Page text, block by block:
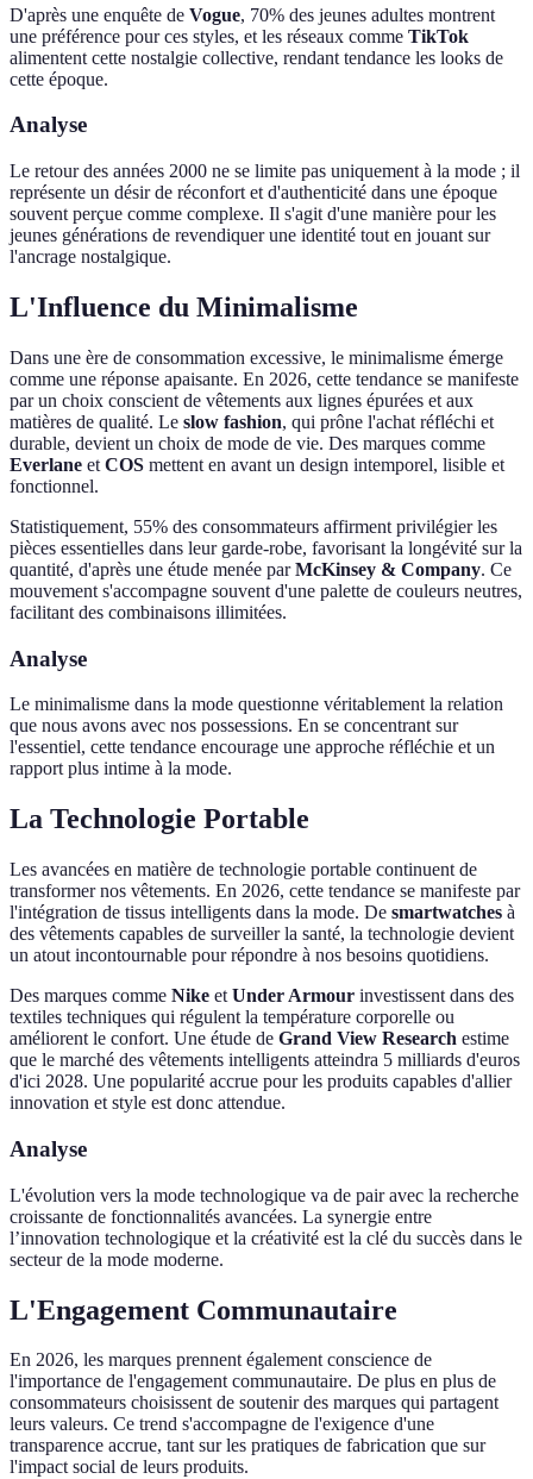
D'après une enquête de Vogue, 70% des jeunes adultes montrent
une préférence pour ces styles, et les réseaux comme TikTok
alimentent cette nostalgie collective, rendant tendance les looks de
cette époque.
Analyse
Le retour des années 2000 ne se limite pas uniquement à la mode ; il
représente un désir de réconfort et d'authenticité dans une époque
souvent perçue comme complexe. Il s'agit d'une manière pour les
jeunes générations de revendiquer une identité tout en jouant sur
l'ancrage nostalgique.
L'Influence du Minimalisme
Dans une ère de consommation excessive, le minimalisme émerge
comme une réponse apaisante. En 2026, cette tendance se manifeste
par un choix conscient de vêtements aux lignes épurées et aux
matières de qualité. Le slow fashion, qui prône l'achat réfléchi et
durable, devient un choix de mode de vie. Des marques comme
Everlane et COS mettent en avant un design intemporel, lisible et
fonctionnel.
Statistiquement, 55% des consommateurs affirment privilégier les
pièces essentielles dans leur garde-robe, favorisant la longévité sur la
quantité, d'après une étude menée parMcKinsey & Company. Ce
mouvement s'accompagne souvent d'une palette de couleurs neutres,
facilitant des combinaisons illimitées.
Analyse
Le minimalisme dans la mode questionne véritablement la relation
que nous avons avec nos possessions. En se concentrant sur
l'essentiel, cette tendance encourage une approche réfléchie et un
rapport plus intime à la mode.
La Technologie Portable
Les avancées en matière de technologie portable continuent de
transformer nos vêtements. En 2026, cette tendance se manifeste par
l'intégration de tissus intelligents dans la mode. De smartwatches à
des vêtements capables de surveiller la santé, la technologie devient
un atout incontournable pour répondre à nos besoins quotidiens.
Des marques comme Nike et Under Armour investissent dans des
textiles techniques qui régulent la température corporelle ou
améliorent le confort. Une étude de Grand View Research estime
que le marché des vêtements intelligents atteindra 5 milliards d'euros
d'ici 2028. Une popularité accrue pour les produits capables d'allier
innovation et style est donc attendue.
Analyse
L'évolution vers la mode technologique va de pair avec la recherche
croissante de fonctionnalités avancées. La synergie entre
l’innovation technologique et la créativité est la clé du succès dans le
secteur de la mode moderne.
L'Engagement Communautaire
En 2026, les marques prennent également conscience de
l'importance de l'engagement communautaire. De plus en plus de
consommateurs choisissent de soutenir des marques qui partagent
leurs valeurs. Ce trend s'accompagne de l'exigence d'une
transparence accrue, tant sur les pratiques de fabrication que sur
l'impact social de leurs produits.